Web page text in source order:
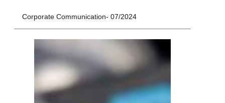
Corporate Communication 07/2024